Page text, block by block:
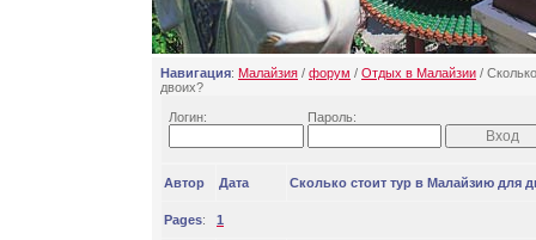
Навигация: Малайзия / форум / Отдых в Малайзии /
двоих?
Логин: Пароль:
Автор Дата Сколько стоит тур в Малайзию для
Pages: 1